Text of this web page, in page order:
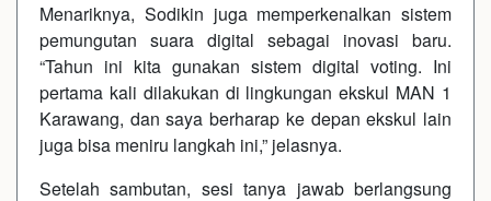
Menariknya, Sodikin juga memperkenalkan sistem
pemungutan suara digital sebagai inovasi baru.
“Tahun ini kita gunakan sistem digital voting. Ini
pertama kali dilakukan di lingkungan ekskul MAN 1
Karawang, dan saya berharap ke depan ekskul lain
juga bisa meniru langkah ini,” jelasnya.
Setelah sambutan, sesi tanya jawab berlangsung